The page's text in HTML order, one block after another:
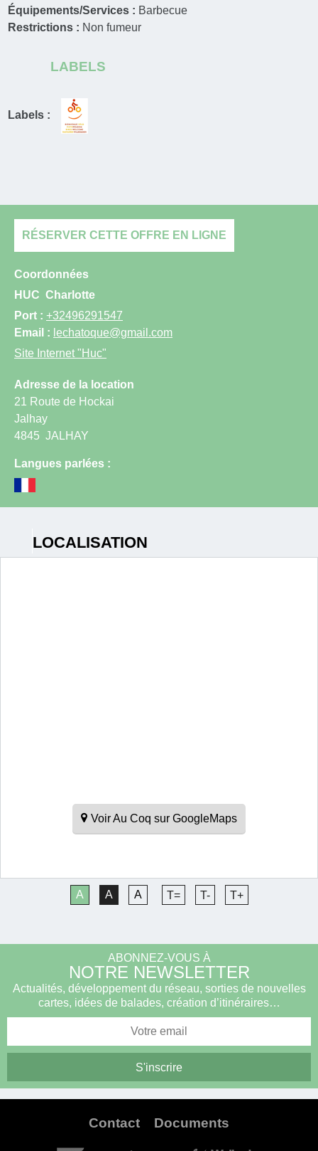
Équipements/Services : Barbecue
Restrictions : Non fumeur
LABELS
Labels :
RÉSERVER CETTE OFFRE EN LIGNE
Coordonnées
HUC Charlotte
Port : +32496291547
Email : lechatoque@gmail.com
Site Internet "Huc"
Adresse de la location
21 Route de Hockai
Jalhay
4845 JALHAY
Langues parlées :
LOCALISATION
Voir Au Coq sur GoogleMaps
A A A T= T- T+
ABONNEZ-VOUS À
NOTRE NEWSLETTER
Actualités, développement du réseau, sorties de nouvelles
cartes, idées de balades, création d’itinéraires…
Contact Documents